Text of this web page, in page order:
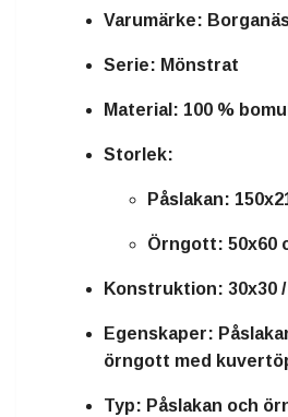
Varumärke:
Serie: Mönstrat
Material: 100 % bomull
Storlek:
Påslakan:
Örngott: 50x60
Konstruktion: 30x30
Egenskaper:
örngott med
Typ: Påslakan och